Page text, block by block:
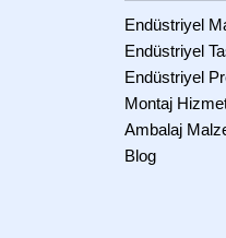
Endüstriyel
Endüstriyel
Endüstriyel
Montaj
Ambalaj
Blog